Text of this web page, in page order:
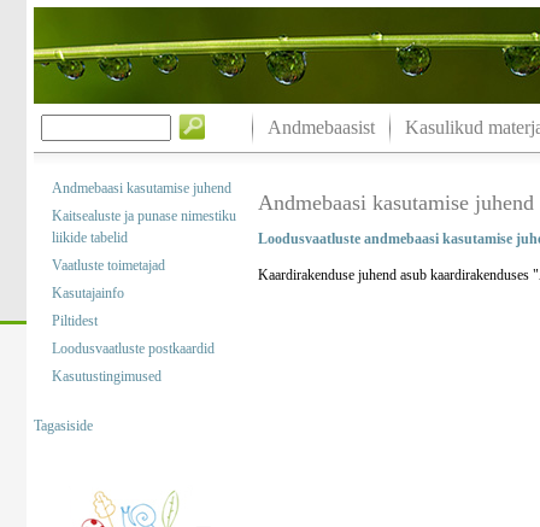
Andmebaasist Kasulikud
Andmebaasi kasutamise juhend
Kaitsealuste ja punase nimestiku
liikide tabelid
Vaatluste toimetajad
Kasutajainfo
Piltidest
Loodusvaatluste postkaardid
Kasutustingimused
Tagasiside
Andmebaasi kasutamise juhend
Loodusvaatluste andmebaasi kasutamise
Kaardirakenduse juhend asub kaardirakenduses